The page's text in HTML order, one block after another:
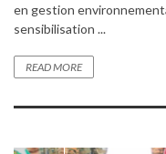
en gestion
sensibilisation ...
READ MORE